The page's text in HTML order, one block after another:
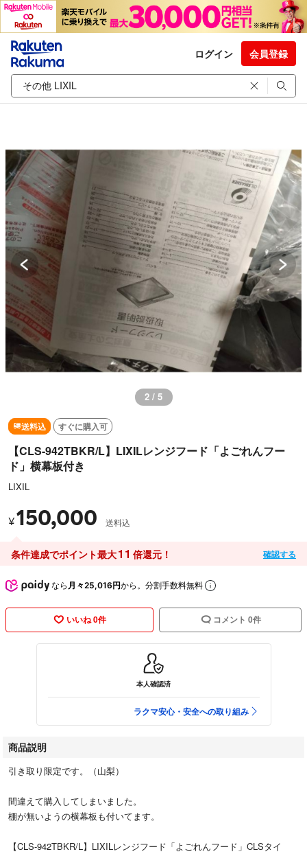
ログイン 会員登録
2 / 5
送料込 すぐに購入可
【CLS-942TBKR/L】LIXILレンジフード「よごれんフー
ド」横幕板付き
LIXIL
¥150,000 送料込
条件達成でポイント最大11 倍還元！ 確認する
なら 月々25,016円から。分割手数料無料
いいね 0件 コメント 0件
本人確認済
ラクマ安心・安全への取り組み
商品説明
引き取り限定です。（山梨）
間違えて購入してしまいました。
棚が無いようの横幕板も付いてます。
【CLS-942TBKR/L】LIXILレンジフード「よごれんフード」CLSタイ